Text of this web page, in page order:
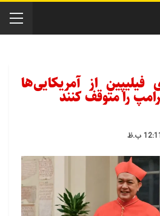
فیلیپین از آمریکایی‌ها
را متوقف کنند